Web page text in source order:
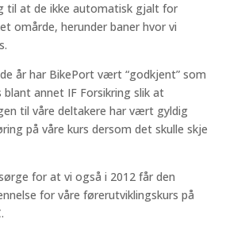
til at de ikke automatisk gjalt for
omårde, herunder baner hvor vi
år har BikePort vært “godkjent” som
blant annet IF Forsikring slik at
til våre deltakere har vært gyldig
på våre kurs dersom det skulle skje
for at vi også i 2012 får den
for våre førerutviklingskurs på